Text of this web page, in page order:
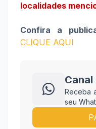
localidades
Confira a
CLIQUE AQUI
Receba
seu